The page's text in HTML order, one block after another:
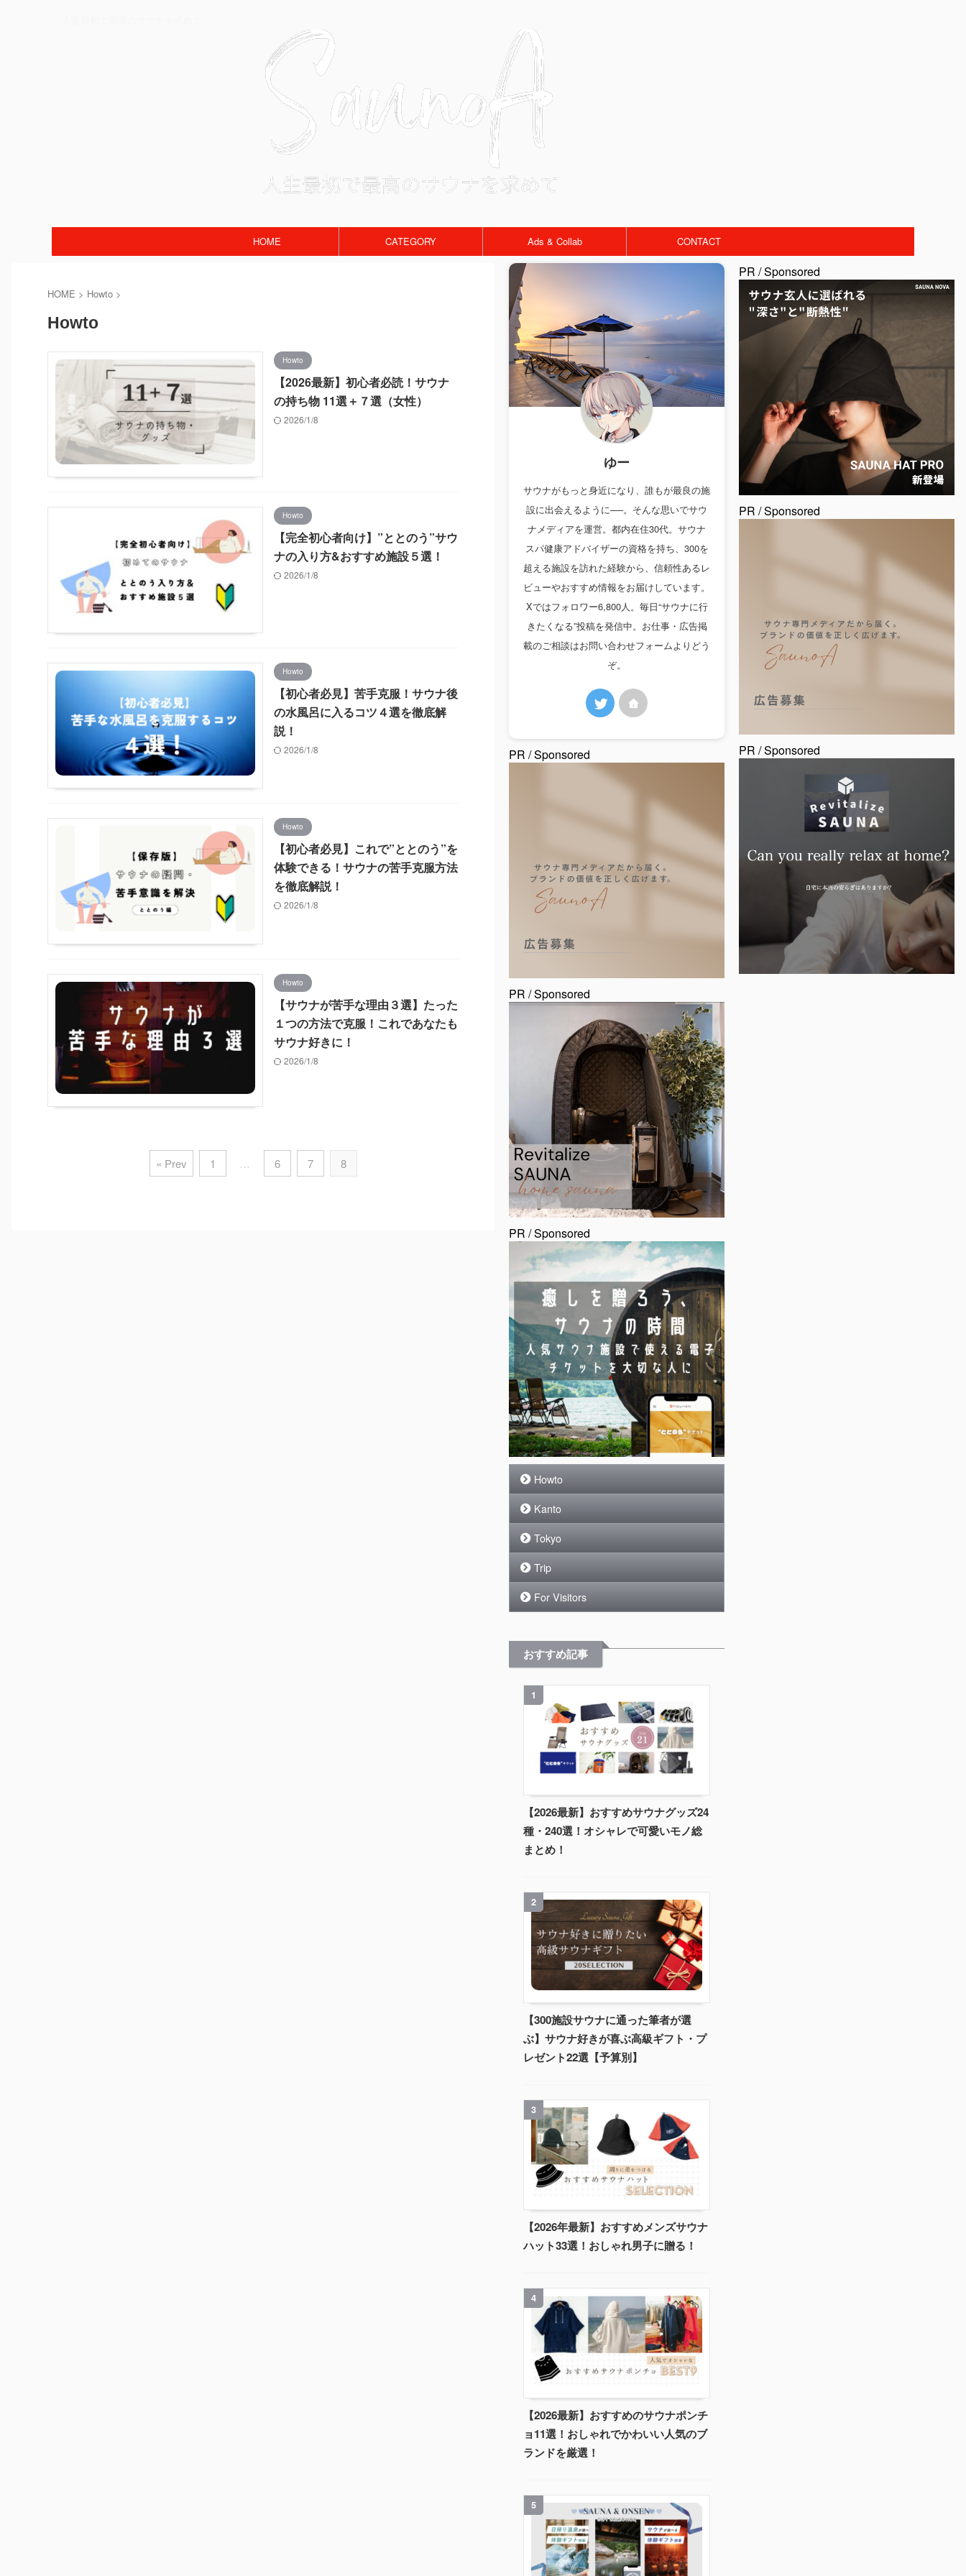
HOME CATEGORY Ads & Collab CONTACT
HOME > Howto >
Howto
Howto
【2026最新】初心者必読！サウナ
の持ち物 11選＋７選（女性）
2026/1/8
Howto
【完全初心者向け】”ととのう”サウ
ナの入り方&おすすめ施設５選！
2026/1/8
Howto
【初心者必見】苦手克服！サウナ後
の水風呂に入るコツ４選を徹底解
説！
2026/1/8
Howto
【初心者必見】これで”ととのう”を
体験できる！サウナの苦手克服方法
を徹底解説！
2026/1/8
Howto
【サウナが苦手な理由３選】たった
１つの方法で克服！これであなたも
サウナ好きに！
2026/1/8
« Prev 1 … 6 7 8
ゆー
サウナがもっと身近になり、誰もが最良の施
設に出会えるように──。そんな思いでサウ
ナメディアを運営。都内在住30代。サウナ
スパ健康アドバイザーの資格を持ち、300を
超える施設を訪れた経験から、信頼性あるレ
ビューやおすすめ情報をお届けしています。
Xではフォロワー6,800人。毎日“サウナに行
きたくなる”投稿を発信中。お仕事・広告掲
載のご相談はお問い合わせフォームよりどう
ぞ。
PR / Sponsored
PR / Sponsored
PR / Sponsored
Howto
Kanto
Tokyo
Trip
For Visitors
おすすめ記事
1
【2026最新】おすすめサウナグッズ24
種・240選！オシャレで可愛いモノ総
まとめ！
2
【300施設サウナに通った筆者が選
ぶ】サウナ好きが喜ぶ高級ギフト・プ
レゼント22選【予算別】
3
【2026年最新】おすすめメンズサウナ
ハット33選！おしゃれ男子に贈る！
4
【2026最新】おすすめのサウナポンチ
ョ11選！おしゃれでかわいい人気のブ
ランドを厳選！
5
PR / Sponsored
PR / Sponsored
PR / Sponsored